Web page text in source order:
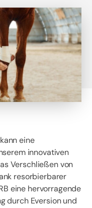
eine
innovativen
Verschließen von
resorbierbarer
eine hervorragende
durch Eversion und